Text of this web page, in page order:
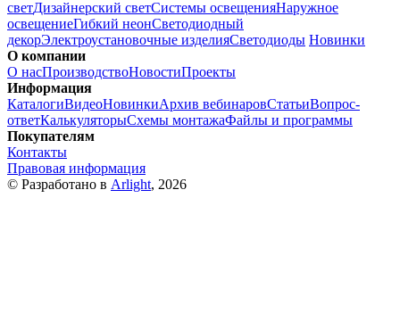
светДизайнерский светСистемы освещенияНаружное
освещениеГибкий неонСветодиодный
декорЭлектроустановочные изделияСветодиоды Новинки
О компании
О насПроизводствоНовостиПроекты
Информация
КаталогиВидеоНовинкиАрхив вебинаровСтатьиВопрос-
ответКалькуляторыСхемы монтажаФайлы и программы
Покупателям
Контакты
Правовая информация
© Разработано в Arlight, 2026